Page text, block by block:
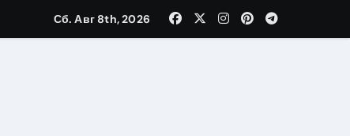
ЭКС Apollo DR
Сб. Авг 8th, 2026